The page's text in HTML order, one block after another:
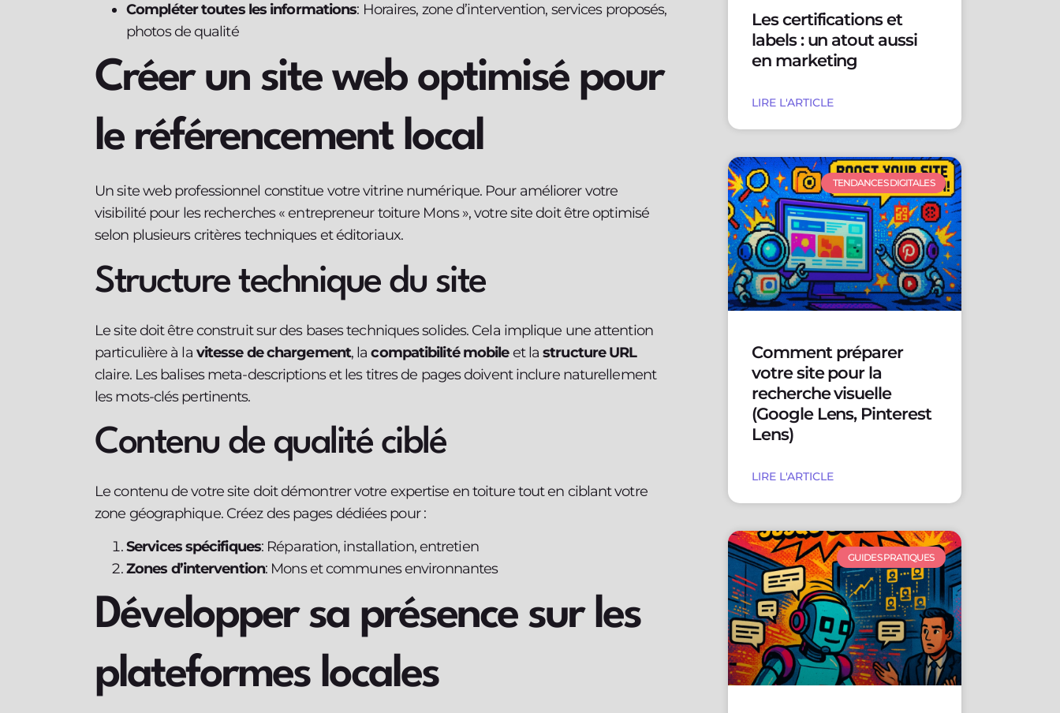
Compléter toutes les informations: Horaires, zone d’intervention, services proposés,
photos de qualité
Créer un site web optimisé pour
le référencement local
Un site web professionnel constitue votre vitrine numérique. Pour améliorer votre
visibilité pour les recherches « entrepreneur toiture Mons », votre site doit être optimisé
selon plusieurs critères techniques et éditoriaux.
Structure technique du site
Le site doit être construit sur des bases techniques solides. Cela implique une attention
particulière à la vitesse de chargement, lacompatibilité mobileet lastructure URL
claire. Les balises meta-descriptions et les titres de pages doivent inclure naturellement
les mots-clés pertinents.
Contenu de qualité ciblé
Le contenu de votre site doit démontrer votre expertise en toiture tout en ciblant votre
zone géographique. Créez des pages dédiées pour :
Services spécifiques: Réparation, installation, entretien
Zones d’intervention: Mons et communes environnantes
Développer sa présence sur les
plateformes locales
Les certifications et
labels : un atout aussi
en marketing
LIRE L'ARTICLE
TENDANCES DIGITALES
Comment préparer
votre site pour la
recherche visuelle
(Google Lens, Pinterest
Lens)
LIRE L'ARTICLE
GUIDES PRATIQUES